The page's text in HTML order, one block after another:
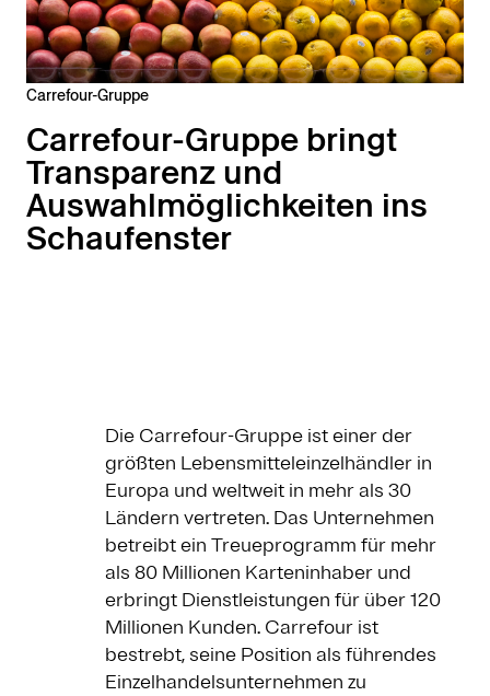
Carrefour-Gruppe
Carrefour-Gruppe bringt
Transparenz und
Auswahlmöglichkeiten ins
Schaufenster
Die Carrefour-Gruppe ist einer der
größten Lebensmitteleinzelhändler in
Europa und weltweit in mehr als 30
Ländern vertreten. Das Unternehmen
betreibt ein Treueprogramm für mehr
als 80 Millionen Karteninhaber und
erbringt Dienstleistungen für über 120
Millionen Kunden. Carrefour ist
bestrebt, seine Position als führendes
Einzelhandelsunternehmen zu